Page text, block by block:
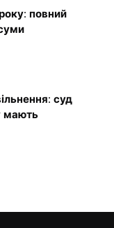
повний
суд
мають